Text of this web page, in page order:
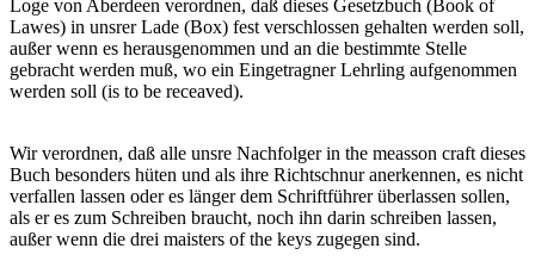
Loge von Aberdeen verordnen, daß dieses Gesetzbuch (Book of
Lawes) in unsrer Lade (Box) fest verschlossen gehalten werden soll,
außer wenn es herausgenommen und an die bestimmte Stelle
gebracht werden muß, wo ein Eingetragner Lehrling aufgenommen
werden soll (is to be receaved).
Wir verordnen, daß alle unsre Nachfolger in the measson craft dieses
Buch besonders hüten und als ihre Richtschnur anerkennen, es nicht
verfallen lassen oder es länger dem Schriftführer überlassen sollen,
als er es zum Schreiben braucht, noch ihn darin schreiben lassen,
außer wenn die drei maisters of the keys zugegen sind.